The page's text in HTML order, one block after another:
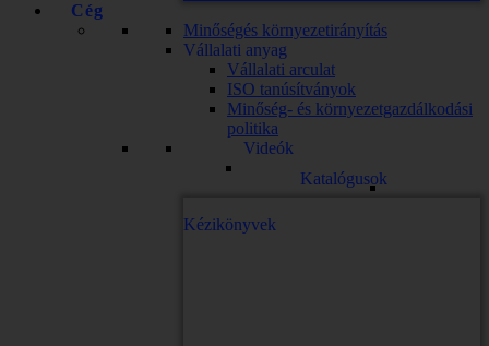
Cég
Minőségés környezetirányítás
Vállalati anyag
Vállalati arculat
ISO tanúsítványok
Minőség- és környezetgazdálkodási
politika
Videók
Katalógusok
Kézikönyvek